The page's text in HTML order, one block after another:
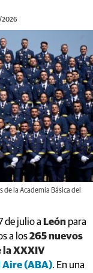
2026
de la Academia Básica del
de julio a León para
a los265 nuevos
la XXXIV
Aire (ABA). En una